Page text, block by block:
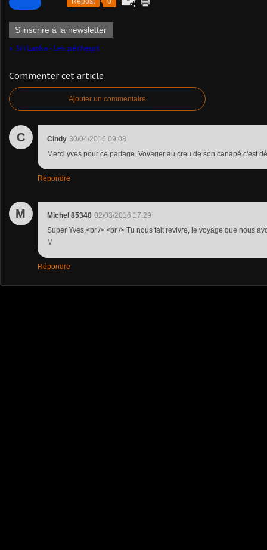
S'inscrire à la newsletter
Sri Lanka - Les pêcheurs
Commenter cet article
Ajouter un commentaire
C Cindy 30/04/2016 09:08
Merci yves pour ce partage. Voyager au creu de son canapé c'est
Répondre
M Michel 85340 02/03/2016 17:29
Super Yves,<br /> <br /> Tu nous fait revivre, le voyage que nous
M
Répondre